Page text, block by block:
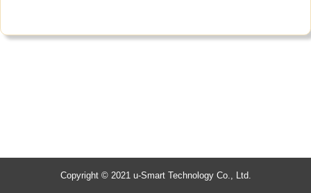
Copyright © 2021 u-Smart Technology Co., Ltd.